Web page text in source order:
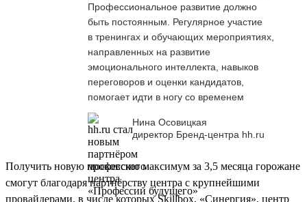
Профессиональное развитие должно
быть постоянным. Регулярное участие
в тренингах и обучающих мероприятиях,
направленных на развитие
эмоционального интеллекта, навыков
переговоров и оценки кандидатов,
помогает идти в ногу со временем
Нина Осовицкая
директор Бренд-центра hh.ru
Получить новую профессию максимум за 3,5 месяца горожане
смогут благодаря партнёрству центра с крупнейшими
провайдерами, в числе которых Skillbox, «Синергия», центр